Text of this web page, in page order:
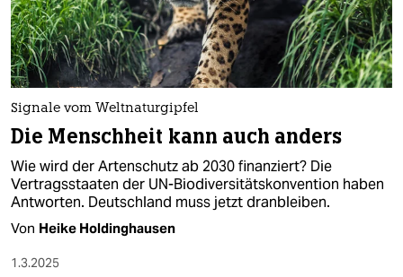
nord
wahrheit
verlag
verlag
veranstaltungen
shop
fragen & hilfe
Signale vom Weltnaturgipfel
Die Menschheit kann auch anders
Wie wird der Artenschutz ab 2030 finanziert? Die
Vertragsstaaten der UN-Biodiversitätskonvention haben
Antworten. Deutschland muss jetzt dranbleiben.
Von Heike Holdinghausen
1.3.2025